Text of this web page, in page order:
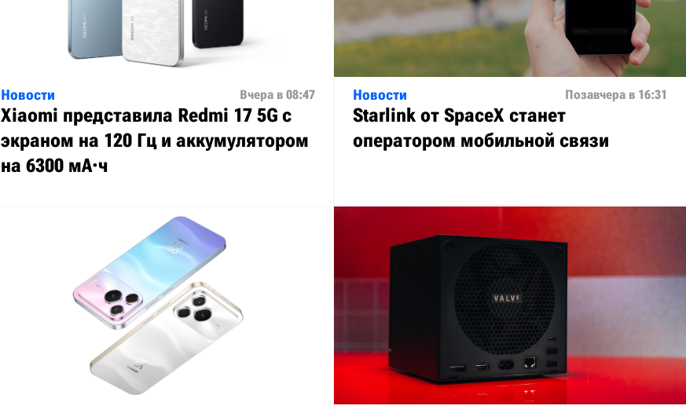
Новости Вчера в 08:47
Xiaomi представила Redmi 17 5G с
экраном на 120 Гц и аккумулятором
на 6300 мА·ч
Новости Позавчера в 16:31
Starlink от SpaceX станет
оператором мобильной связи